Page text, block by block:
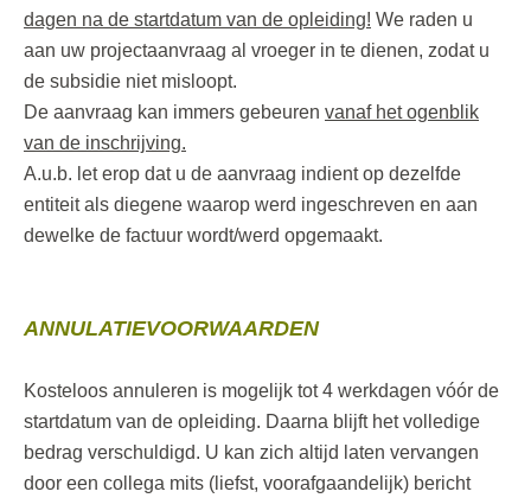
dagen na de startdatum van de opleiding! We raden u
aan uw projectaanvraag al vroeger in te dienen, zodat u
de subsidie niet misloopt.
De aanvraag kan immers gebeuren vanaf het ogenblik
van de inschrijving.
A.u.b. let erop dat u de aanvraag indient op dezelfde
entiteit als diegene waarop werd ingeschreven en aan
dewelke de factuur wordt/werd opgemaakt.
ANNULATIEVOORWAARDEN
Kosteloos annuleren is mogelijk tot 4 werkdagen vóór de
startdatum van de opleiding. Daarna blijft het volledige
bedrag verschuldigd. U kan zich altijd laten vervangen
door een collega mits (liefst, voorafgaandelijk) bericht